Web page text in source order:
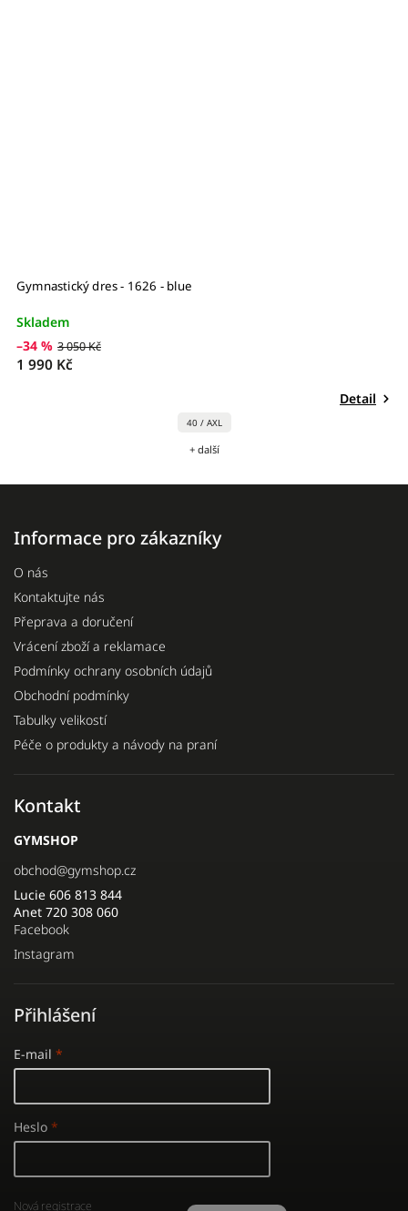
Gymnastický dres - 1626 - blue
Skladem
–34 % 3 050 Kč
1 990 Kč
Detail
40 / AXL
+ další
Informace pro zákazníky
O nás
Kontaktujte nás
Přeprava a doručení
Vrácení zboží a reklamace
Podmínky ochrany osobních údajů
Obchodní podmínky
Tabulky velikostí
Péče o produkty a návody na praní
Kontakt
GYMSHOP
obchod@gymshop.cz
Lucie 606 813 844
Anet 720 308 060
Facebook
Instagram
Přihlášení
E-mail
Heslo
Nová registrace